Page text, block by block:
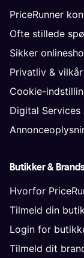
PriceRunner
Ofte stillede
Sikker
Privatliv & vilkår
Cookie-
Digital Services
Butikker &
Hvorfor
Tilmeld din butik
Login for
Tilmeld dit